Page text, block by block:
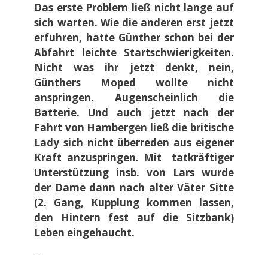
Das erste Problem ließ nicht lange auf
sich warten. Wie die anderen erst jetzt
erfuhren, hatte Günther schon bei der
Abfahrt leichte Startschwierigkeiten.
Nicht was ihr jetzt denkt, nein,
Günthers Moped wollte nicht
anspringen. Augenscheinlich die
Batterie. Und auch jetzt nach der
Fahrt von Hambergen ließ die britische
Lady sich nicht überreden aus eigener
Kraft anzuspringen. Mit tatkräftiger
Unterstützung insb. von Lars wurde
der Dame dann nach alter Väter Sitte
(2. Gang, Kupplung kommen lassen,
den Hintern fest auf die Sitzbank)
Leben eingehaucht.